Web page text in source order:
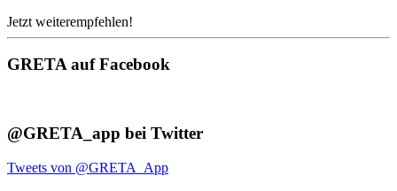
Jetzt weiterempfehlen!
GRETA auf Facebook
@GRETA_app bei Twitter
Tweets von @GRETA_App